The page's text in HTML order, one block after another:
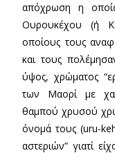
απόχρωση η
Ουρουκέχου (ή
οποίους τους
και τους
ύψος, χρώματος
των Μαορί με
θαμπού χρυσού
όνομά τους (uru-
αστεριών” γιατί